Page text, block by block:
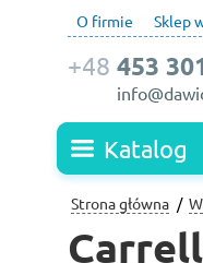
O firmie Sklep
+48 453
Katalog
Strona główna